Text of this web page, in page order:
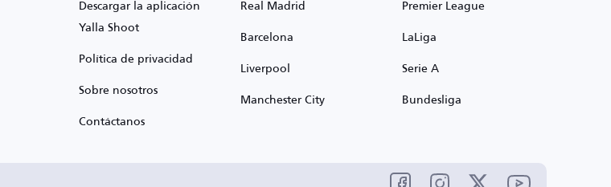
Descargar la aplicación
Yalla Shoot
Política de privacidad
Sobre nosotros
Contáctanos
Real Madrid
Barcelona
Liverpool
Manchester City
Premier League
LaLiga
Serie A
Bundesliga